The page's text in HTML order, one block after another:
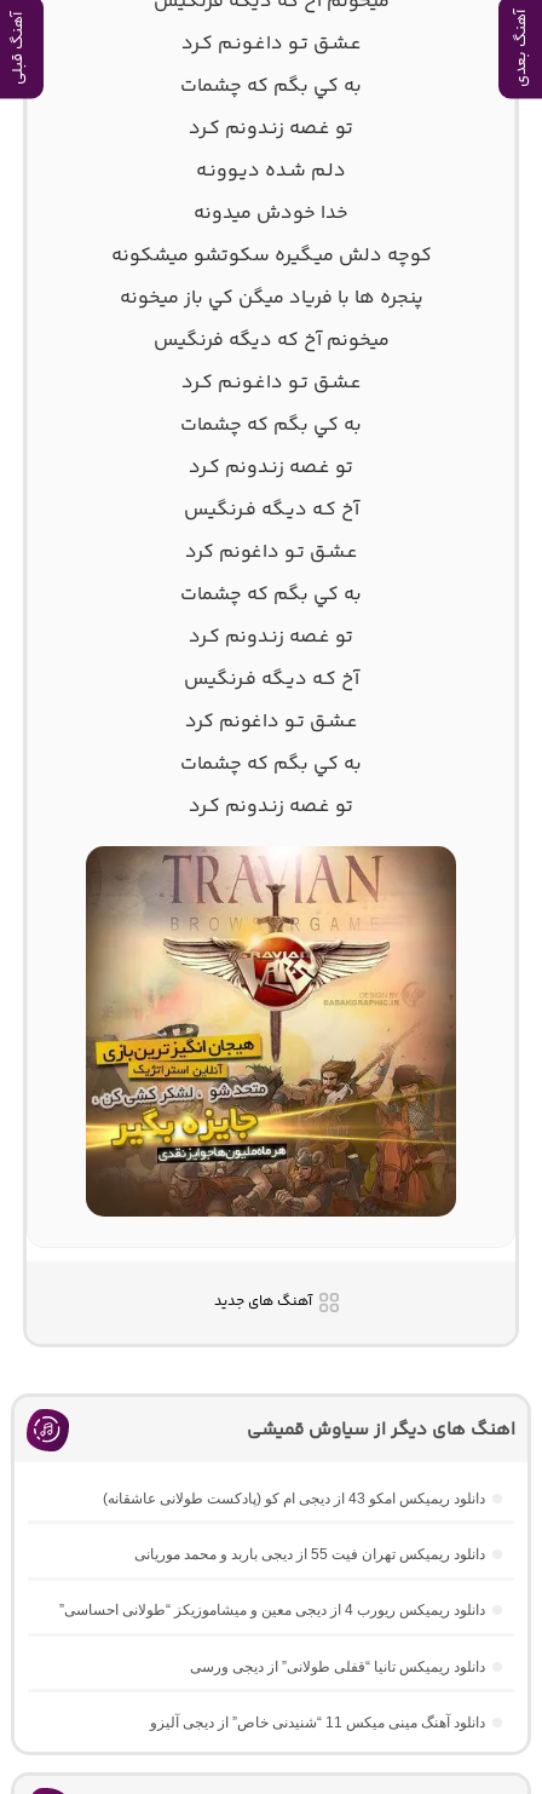
آهنگ بعدی آهنگ قبلی
‫ﻋـﺸـﻖ ﺗـﻮ داﻏـﻮﻧـﻢ ﻛـﺮد
‫ﺑﻪ ﻛﻲ ﺑﮕﻢ ﻛﻪ ﭼﺸﻤﺎت
‫ﺗﻮ ﻏـﺼﻪ زﻧـﺪوﻧﻢ ﻛـﺮد
‫دﻟـﻢ ﺷـﺪه دﻳـﻮوﻧـﻪ
‫ﺧﺪا ﺧﻮدش ﻣﻴﺪوﻧﻪ
‫ﻛﻮﭼﻪ دﻟﺶ ﻣﻴـﮕﻴﺮه ﺳﻜﻮﺗﺸﻮ ﻣﻴﺸﻜﻮﻧﻪ
‫ﭘﻨﺠﺮه ﻫﺎ ﺑﺎ ﻓﺮﻳﺎد ﻣﻴﮕﻦ ﻛﻲ ﺑﺎز ﻣﻴﺨﻮﻧﻪ
‫ﻣﻴﺨﻮﻧﻢ آخ ﻛﻪ دﻳﮕﻪ ﻓﺮﻧﮕﻴﺲ
‫ﻋـﺸـﻖ ﺗـﻮ داﻏـﻮﻧـﻢ ﻛـﺮد
‫ﺑﻪ ﻛﻲ ﺑﮕﻢ ﻛﻪ ﭼﺸﻤﺎت
‫ﺗﻮ ﻏـﺼﻪ زﻧـﺪوﻧﻢ ﻛـﺮد
‫آخ ﻛـﻪ دﻳـﮕﻪ ﻓـﺮﻧﮕﻴﺲ
‫ﻋـﺸـﻖ ﺗـﻮ داﻏﻮﻧﻢ ﻛﺮد
‫ﺑﻪ ﻛﻲ ﺑﮕﻢ ﻛﻪ ﭼﺸﻤﺎت
‫ﺗﻮ ﻏـﺼﻪ زﻧـﺪوﻧﻢ ﻛـﺮد
‫آخ ﻛـﻪ دﻳـﮕﻪ ﻓـﺮﻧﮕﻴﺲ
‫ﻋـﺸـﻖ ﺗـﻮ داﻏﻮﻧﻢ ﻛﺮد
‫ﺑﻪ ﻛﻲ ﺑﮕﻢ ﻛﻪ ﭼﺸﻤﺎت
‫ﺗﻮ ﻏـﺼﻪ زﻧـﺪوﻧﻢ ﻛـﺮد
آهنگ های جدید
اهنگ های دیگر از سیاوش قمیشی
دانلود ریمیکس امکو 43 از دیجی ام کو (پادکست طولانی عاشقانه)
دانلود ریمیکس تهران فیت 55 از دیجی باربد و محمد موریانی
دانلود ریمیکس ریورب 4 از دیجی معین و میشاموزیکز “طولانی احساسی”
دانلود ریمیکس تانیا “قفلی طولانی” از دیجی ورسی
دانلود آهنگ مینی میکس 11 “شنیدنی خاص” از دیجی آلیزو